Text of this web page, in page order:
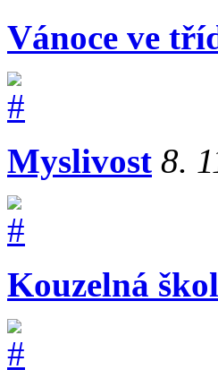
Vánoce ve
Myslivost 8.
Kouzelná